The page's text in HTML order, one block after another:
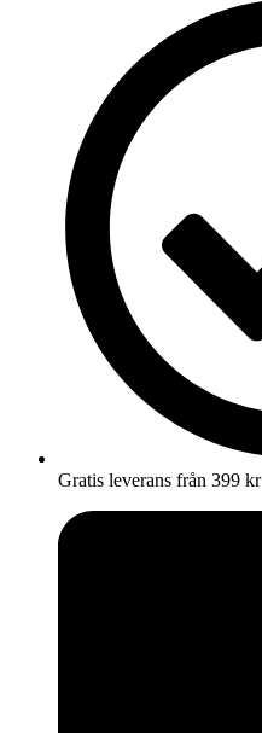
Gratis leverans från 399 kr